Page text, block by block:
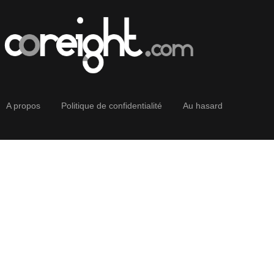
A propos Politique de confidentialité Au hasard